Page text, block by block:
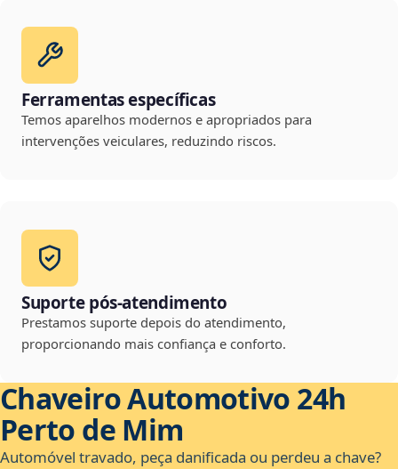
Ferramentas específicas
Temos aparelhos modernos e apropriados para
intervenções veiculares, reduzindo riscos.
Suporte pós-atendimento
Prestamos suporte depois do atendimento,
proporcionando mais confiança e conforto.
Chaveiro Automotivo 24h
Perto de Mim
Automóvel travado, peça danificada ou perdeu a chave?